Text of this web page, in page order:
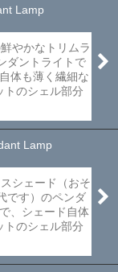
Lamp
やかなトリムラ
ダントライトで
体も薄く繊細な
トのシェル部分
Lamp
シェード（おそ
です）のペンダ
、シェード自体
トのシェル部分